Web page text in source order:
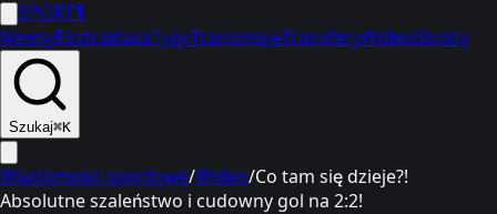
SPORT1
NewsyEkstraklasaTypyTransmisjeTransferyWideoSkróty
Szukaj⌘K
Wiadomości sportowe/Wideo/Co tam się dzieje?!
Absolutne szaleństwo i cudowny gol na 2:2!